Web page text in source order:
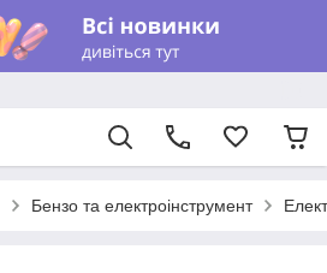
Бензо та електроінструмент